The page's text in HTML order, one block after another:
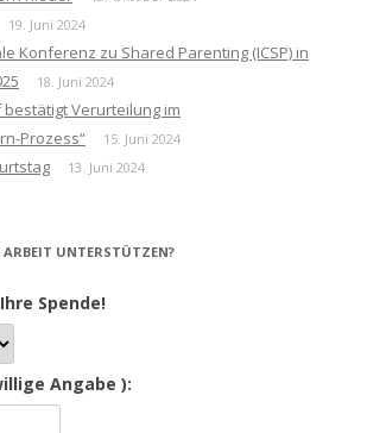
19. Juni 2024
Konferenz zu Shared Parenting (ICSP) in
18. Juni 2024
Verurteilung im
Prozess“
15. Juni 2024
13. Juni 2024
ARBEIT UNTERSTÜTZEN?
Spende!
Angabe ):